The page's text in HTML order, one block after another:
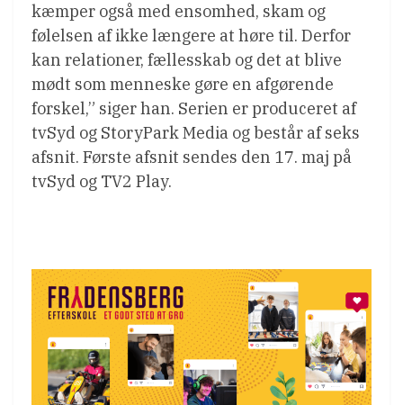
kæmper også med ensomhed, skam og
følelsen af ikke længere at høre til. Derfor
kan relationer, fællesskab og det at blive
mødt som menneske gøre en afgørende
forskel,” siger han. Serien er produceret af
tvSyd og StoryPark Media og består af seks
afsnit. Første afsnit sendes den 17. maj på
tvSyd og TV2 Play.